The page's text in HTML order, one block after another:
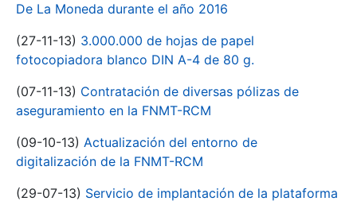
De La Moneda durante el año 2016
(27-11-13) 3.000.000 de hojas de papel
fotocopiadora blanco DIN A-4 de 80 g.
(07-11-13) Contratación de diversas pólizas de
aseguramiento en la FNMT-RCM
(09-10-13) Actualización del entorno de
digitalización de la FNMT-RCM
(29-07-13) Servicio de implantación de la plataforma